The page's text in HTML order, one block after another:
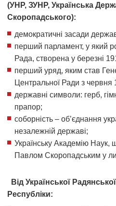
(УНР, ЗУНР, Українська
Скоропадського):
демократичні засади
перший парламент, у який
Рада, створена у березні
перший уряд, яким став
Центральної Ради з червня
державні символи: герб,
прапор;
соборність – об’єднання
незалежній державі;
Українську Академію Наук,
Павлом Скоропадським у
Від Української
Республіки: